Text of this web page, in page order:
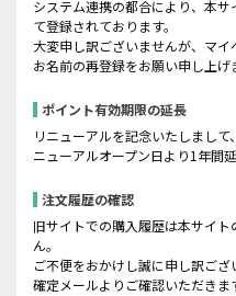
システム連携の都合により、本
て登録されております。
大変申し訳ございませんが、マ
お名前の再登録をお願い申し上げ
ポイント有効期限の延長
リニューアルを記念いたしまし
ニューアルオープン日より1年間
注文履歴の確認
旧サイトでの購入履歴は本サイ
ん。
ご不便をおかけし誠に申し訳ご
確定メールよりご確認いただきま